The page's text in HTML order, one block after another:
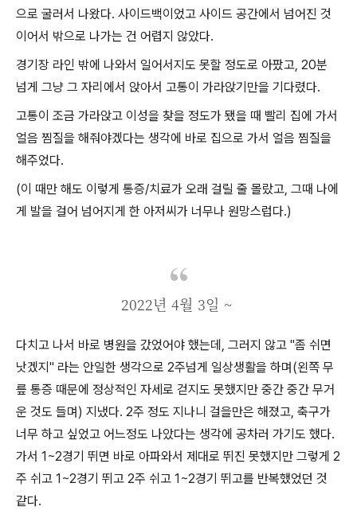
으로 굴러서 나왔다. 사이드백이었고 사이드 공간에서 넘어진 것
이어서 밖으로 나가는 건 어렵지 않았다.
경기장 라인 밖에 나와서 일어서지도 못할 정도로 아팠고, 20분
넘게 그냥 그 자리에서 앉아서 고통이 가라앉기만을 기다렸다.
고통이 조금 가라앉고 이성을 찾을 정도가 됐을 때 빨리 집에 가서
얼음 찜질을 해줘야겠다는 생각에 바로 집으로 가서 얼음 찜질을
해주었다.
(이 때만 해도 이렇게 통증/치료가 오래 걸릴 줄 몰랐고, 그때 나에
게 발을 걸어 넘어지게 한 아저씨가 너무나 원망스럽다.)
2022년 4월 3일 ~
다치고 나서 바로 병원을 갔었어야 했는데, 그러지 않고 "좀 쉬면
낫겠지" 라는 안일한 생각으로 2주넘게 일상생활을 하며(왼쪽 무
릎 통증 때문에 정상적인 자세로 걷지도 못했지만 중간 중간 무거
운 것도 들며) 지냈다. 2주 정도 지나니 걸을만은 해졌고, 축구가
너무 하고 싶었고 어느정도 나았다는 생각에 공차러 가기도 했다.
가서 1~2경기 뛰면 바로 아파와서 제대로 뛰진 못했지만 그렇게 2
주 쉬고 1~2경기 뛰고 2주 쉬고 1~2경기 뛰고를 반복했었던 것
같다.